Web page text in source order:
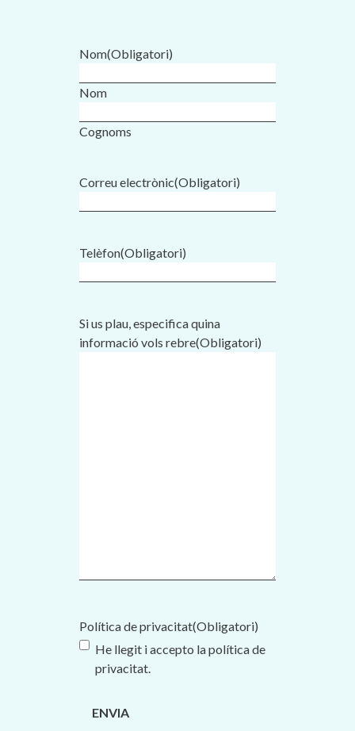
Nom(Obligatori)
Nom
Cognoms
Correu electrònic(Obligatori)
Telèfon(Obligatori)
Si us plau, especifica quina
informació vols rebre(Obligatori)
Política de privacitat(Obligatori)
He llegit i accepto lapolítica de
privacitat